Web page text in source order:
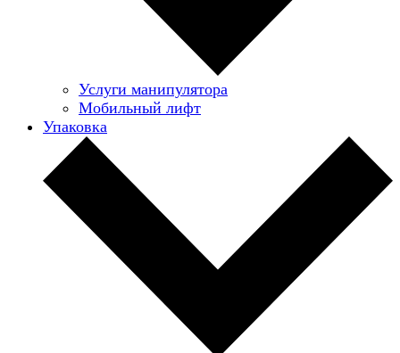
Услуги манипулятора
Мобильный лифт
Упаковка